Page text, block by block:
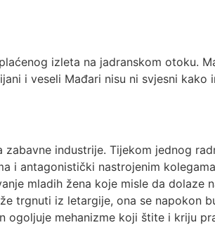
izleta na jadranskom otoku.
i veseli Mađari nisu ni svjesni kako
industrije. Tijekom jednog
i antagonistički nastrojenim
mladih žena koje misle da dolaze
trgnuti iz letargije, ona se napokon
mehanizme koji štite i kriju